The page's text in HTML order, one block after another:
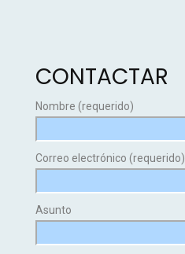
CONTACTAR
Nombre (requerido)
Correo electrónico (requerido)
Asunto